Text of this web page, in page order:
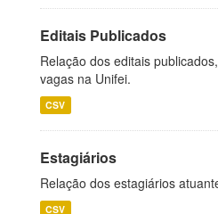
Editais Publicados
Relação dos editais
vagas na Unifei.
CSV
Estagiários
Relação dos estagiários
CSV